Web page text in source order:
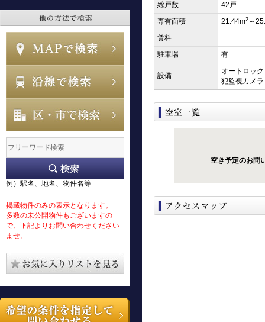
例）駅名、地名、物件名等
掲載物件のみの表示となります。
多数の未公開物件もございますの
で、下記よりお問い合わせください
ませ。
総戸数
42戸
専有面積
21.44m2 ～
賃料
-
駐車場
有
設備
オートロッ
犯監視カメラ
空き予定のお問